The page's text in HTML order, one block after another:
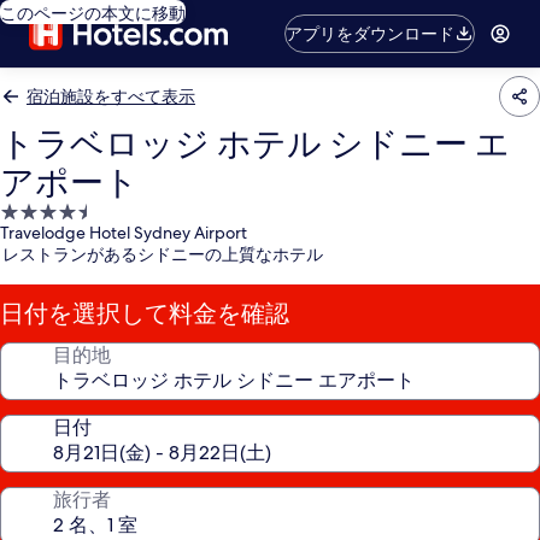
このページの本文に移動
アプリをダウンロード
宿泊施設をすべて表示
トラベロッジ ホテル シドニー エ
アポート
4.5
つ
星
宿
泊
施
Travelodge Hotel Sydney Airport
レストランがあるシドニーの上質なホテル
日付を選択して料金を確認
目的地
日付
旅行者